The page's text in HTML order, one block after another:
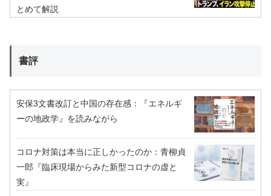
とめて解説
書評
安保3文書改訂と中国の存在感：『エネルギ
ーの地政学』を読みながら
コロナ対策は本当に正しかったのか：青柳貞
一郎『臨床現場からみた新型コロナの虚と
実』